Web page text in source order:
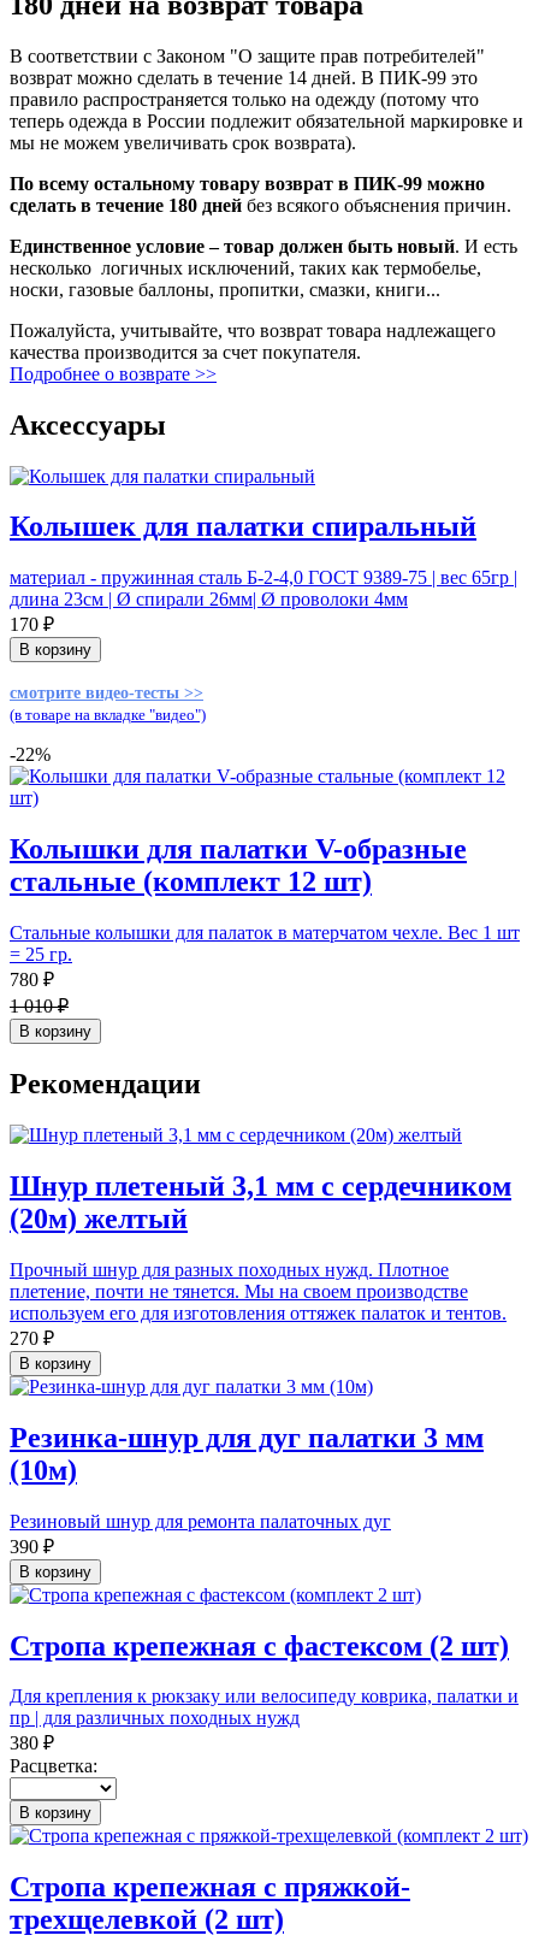
В соответствии с Законом "О защите прав потребителей"
возврат можно сделать в течение 14 дней. В ПИК-99 это
правило распространяется только на одежду (потому что
теперь одежда в России подлежит обязательной маркировке и
мы не можем увеличивать срок возврата).
По всему остальному товару возврат в ПИК-99 можно
сделать в течение 180 дней без всякого объяснения причин.
Единственное условие – товар должен быть новый. И есть
несколько логичных исключений, таких как термобелье,
носки, газовые баллоны, пропитки, смазки, книги...
Пожалуйста, учитывайте, что возврат товара надлежащего
качества производится за счет покупателя.
Подробнее о возврате >>
Аксессуары
Колышек для палатки спиральный
материал - пружинная сталь Б-2-4,0 ГОСТ 9389-75 | вес 65гр |
длина 23см | Ø спирали 26мм| Ø проволоки 4мм
170 ₽
В корзину
смотрите видео-тесты >>
(в товаре на вкладке "видео")
-22%
Колышки для палатки V-образные
стальные (комплект 12 шт)
Стальные колышки для палаток в матерчатом чехле. Вес 1 шт
= 25 гр.
780 ₽
1 010 ₽
В корзину
Рекомендации
Шнур плетеный 3,1 мм с сердечником
(20м) желтый
Прочный шнур для разных походных нужд. Плотное
плетение, почти не тянется. Мы на своем производстве
используем его для изготовления оттяжек палаток и тентов.
270 ₽
В корзину
Резинка-шнур для дуг палатки 3 мм
(10м)
Резиновый шнур для ремонта палаточных дуг
390 ₽
В корзину
Стропа крепежная с фастексом (2 шт)
Для крепления к рюкзаку или велосипеду коврика, палатки и
пр | для различных походных нужд
380 ₽
Расцветка:
В корзину
Стропа крепежная с пряжкой-
трехщелевкой (2 шт)